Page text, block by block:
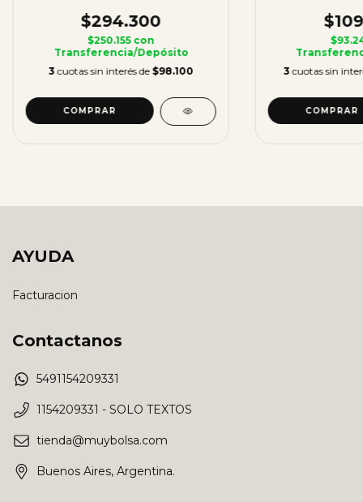
$294.300
$250.155 con
Transferencia/Depósito
3 cuotas sin interés de $98.100
COMPRAR
3 cuotas sin
COMPRAR
AYUDA
Facturacion
Contactanos
5491154209331
1154209331 - SOLO TEXTOS
tienda@muybolsa.com
Buenos Aires, Argentina.